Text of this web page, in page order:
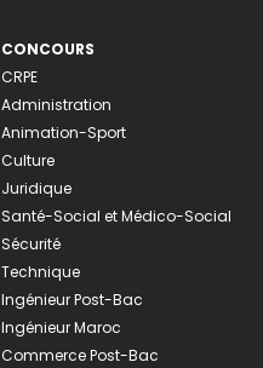
CONCOURS
CRPE
Administration
Animation-Sport
Culture
Juridique
Santé-Social et Médico-Social
Sécurité
Technique
Ingénieur Post-Bac
Ingénieur Maroc
Commerce Post-Bac